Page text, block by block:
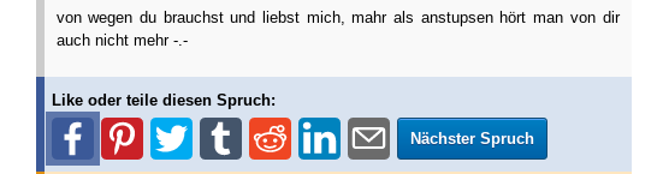
von wegen du brauchst und liebst mich, mahr als anstupsen hört man von dir
auch nicht mehr -.-
Like oder teile diesen Spruch:
Nächster Spruch